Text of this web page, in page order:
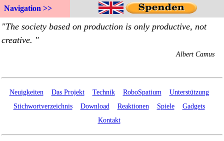
Navigation >>
Neuigkeiten Das Projekt Technik RoboSpatium
Unterstützung
Stichwortverzeichnis
Download Reaktionen Spiele
Gadgets
Kontakt